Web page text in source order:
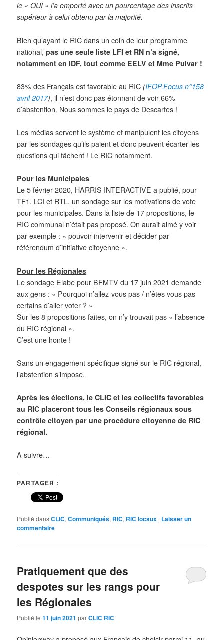
le « OUI » l’a emporté avec un pourcentage des inscrits
supérieur à celui obtenu par la majorité.
Bien qu’ayant le RIC dans un coin de leur programme
national,pas une seule liste LFI et RN n’a signé,
notamment en IDF, tout comme EELV et Mme Pulvar !
83% des Français est favorable au RIC (IFOP.Focus n°158
avril 2017), il n’est donc pas étonnant de voir 66%
d’abstention. Nous sommes le pays de Descartes !
Les médias servent le système et manipulent les citoyens
par les sondages qu’ils paient et donc peuvent écarter les
questions qui fâchent ! Le RIC notamment.
Pour les Municipales
Le 5 février 2020, HARRIS INTERACTIVE a publié, pour
TF1, LCI et RTL, un sondage sur les motivations de vote
pour les municipales. Dans la liste de 17 propositions, le
RIC communal n’était pas proposé. On aurait aimé y voir
par exemple : « pouvoir intervenir et décider par
référendum d’initiative citoyenne ».
Pour les Régionales
Le sondage Elabe pour BFMTV du 17 juin 2021 demande
aux gens : « Pourquoi n’allez-vous pas / n’êtes vous pas
certains d’aller voter ? »
Sur les 8 propositions faites, on n’y trouvait pas « l’absence
du RIC régional ».
C’est une honte !
Sans un engagement spécifique signé sur le RIC régional,
l’abstention s’impose.
Après les élections, le CLIC et les collectifs favorables
au RIC placeront tous les Conseils régionaux sous
contrôle citoyen par une procédure citoyenne de RIC
régional.
A suivre…
PARTAGER :
Publié dansCLIC,Communiqués, RIC, RIC locaux | Laisser un
commentaire
Pratiquement que des
despotes sur les rangs pour
les Régionales
Publié le11 juin 2021 parCLIC RIC